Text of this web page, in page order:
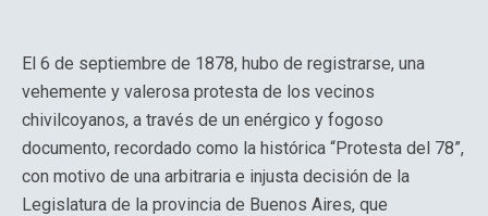
El 6 de septiembre de 1878, hubo de registrarse, una
vehemente y valerosa protesta de los vecinos
chivilcoyanos, a través de un enérgico y fogoso
documento, recordado como la histórica “Protesta del 78”,
con motivo de una arbitraria e injusta decisión de la
Legislatura de la provincia de Buenos Aires, que